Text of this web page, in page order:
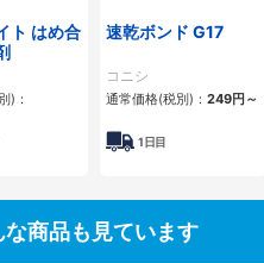
ト はめ合
)：
速乾ボンド G17
コニシ
通常価格(税別)： 249円 ～
1日目
商品も見ています